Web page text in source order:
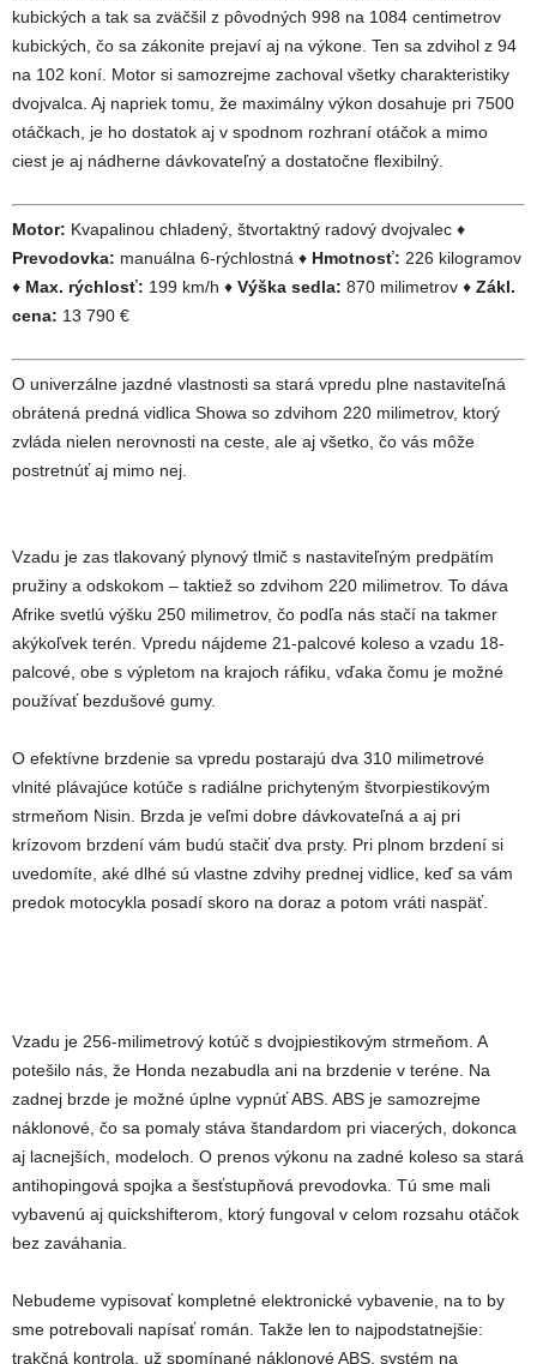
kubických a tak sa zväčšil z pôvodných 998 na 1084 centimetrov
kubických, čo sa zákonite prejaví aj na výkone. Ten sa zdvihol z 94
na 102 koní. Motor si samozrejme zachoval všetky charakteristiky
dvojvalca. Aj napriek tomu, že maximálny výkon dosahuje pri 7500
otáčkach, je ho dostatok aj v spodnom rozhraní otáčok a mimo
ciest je aj nádherne dávkovateľný a dostatočne flexibilný.
Motor: Kvapalinou chladený, štvortaktný radový dvojvalec ♦
Prevodovka: manuálna 6-rýchlostná ♦ Hmotnosť: 226 kilogramov
♦ Max. rýchlosť: 199 km/h ♦ Výška sedla: 870 milimetrov ♦ Zákl.
cena: 13 790 €
O univerzálne jazdné vlastnosti sa stará vpredu plne nastaviteľná
obrátená predná vidlica Showa so zdvihom 220 milimetrov, ktorý
zvláda nielen nerovnosti na ceste, ale aj všetko, čo vás môže
postretnúť aj mimo nej.
Vzadu je zas tlakovaný plynový tlmič s nastaviteľným predpätím
pružiny a odskokom – taktiež so zdvihom 220 milimetrov. To dáva
Afrike svetlú výšku 250 milimetrov, čo podľa nás stačí na takmer
akýkoľvek terén. Vpredu nájdeme 21-palcové koleso a vzadu 18-
palcové, obe s výpletom na krajoch ráfiku, vďaka čomu je možné
používať bezdušové gumy.
O efektívne brzdenie sa vpredu postarajú dva 310 milimetrové
vlnité plávajúce kotúče s radiálne prichyteným štvorpiestikovým
strmeňom Nisin. Brzda je veľmi dobre dávkovateľná a aj pri
krízovom brzdení vám budú stačiť dva prsty. Pri plnom brzdení si
uvedomíte, aké dlhé sú vlastne zdvihy prednej vidlice, keď sa vám
predok motocykla posadí skoro na doraz a potom vráti naspäť.
Vzadu je 256-milimetrový kotúč s dvojpiestikovým strmeňom. A
potešilo nás, že Honda nezabudla ani na brzdenie v teréne. Na
zadnej brzde je možné úplne vypnúť ABS. ABS je samozrejme
náklonové, čo sa pomaly stáva štandardom pri viacerých, dokonca
aj lacnejších, modeloch. O prenos výkonu na zadné koleso sa stará
antihopingová spojka a šesťstupňová prevodovka. Tú sme mali
vybavenú aj quickshifterom, ktorý fungoval v celom rozsahu otáčok
bez zaváhania.
Nebudeme vypisovať kompletné elektronické vybavenie, na to by
sme potrebovali napísať román. Takže len to najpodstatnejšie:
trakčná kontrola, už spomínané náklonové ABS, systém na